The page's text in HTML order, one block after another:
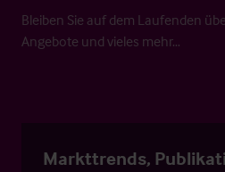
Bleiben Sie auf dem Laufenden
Angebote und vieles mehr…
Markttrends,